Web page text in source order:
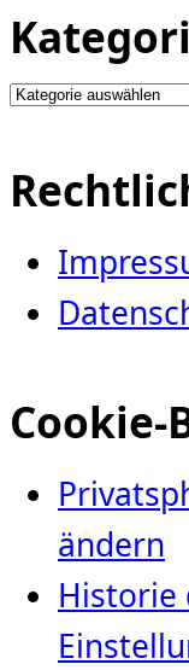
Kategorien
Cookie-
ändern
Historie